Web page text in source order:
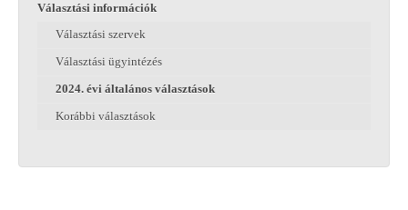
Választási információk
Választási szervek
Választási ügyintézés
2024. évi általános választások
Korábbi választások